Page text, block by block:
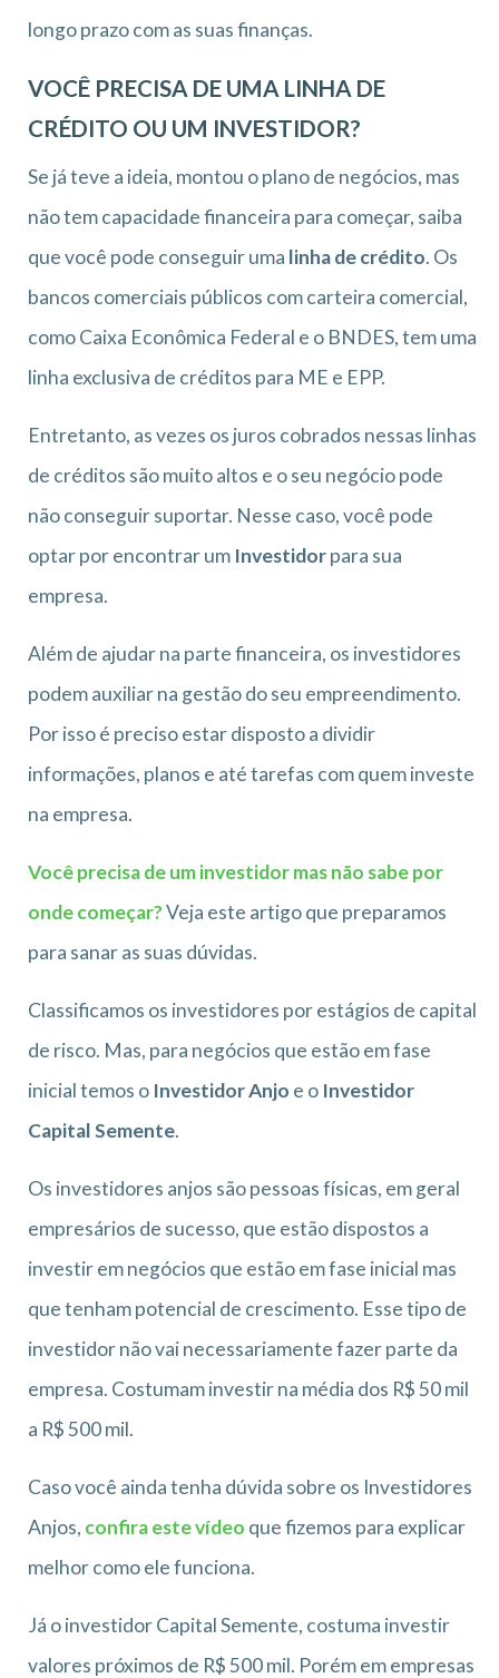
longo prazo com as suas finanças.
VOCÊ PRECISA DE UMA LINHA DE
CRÉDITO OU UM INVESTIDOR?
Se já teve a ideia, montou o plano de negócios, mas
não tem capacidade financeira para começar, saiba
que você pode conseguir uma linha de crédito. Os
bancos comerciais públicos com carteira comercial,
como Caixa Econômica Federal e o BNDES, tem uma
linha exclusiva de créditos para ME e EPP.
Entretanto, as vezes os juros cobrados nessas linhas
de créditos são muito altos e o seu negócio pode
não conseguir suportar. Nesse caso, você pode
optar por encontrar um Investidorpara sua
empresa.
Além de ajudar na parte financeira, os investidores
podem auxiliar na gestão do seu empreendimento.
Por isso é preciso estar disposto a dividir
informações, planos e até tarefas com quem investe
na empresa.
Você precisa de um investidor mas não sabe por
onde começar?Veja este artigo que preparamos
para sanar as suas dúvidas.
Classificamos os investidores por estágios de capital
de risco. Mas, para negócios que estão em fase
inicial temos o Investidor Anjo e o Investidor
Capital Semente.
Os investidores anjos são pessoas físicas, em geral
empresários de sucesso, que estão dispostos a
investir em negócios que estão em fase inicial mas
que tenham potencial de crescimento. Esse tipo de
investidor não vai necessariamente fazer parte da
empresa. Costumam investir na média dos R$ 50 mil
a R$ 500 mil.
Caso você ainda tenha dúvida sobre os Investidores
Anjos, confira este vídeo que fizemos para explicar
melhor como ele funciona.
Já o investidor Capital Semente, costuma investir
valores próximos de R$ 500 mil. Porém em empresas